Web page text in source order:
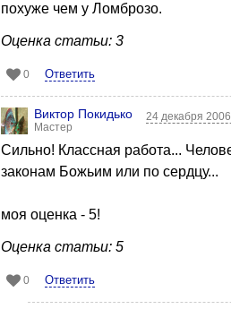
похуже чем у Ломброзо.
Оценка статьи: 3
0 Ответить
Виктор Покидько
Мастер
24 декабря
Сильно! Классная работа...
законам Божьим или по сердцу...
моя оценка - 5!
Оценка статьи: 5
0 Ответить